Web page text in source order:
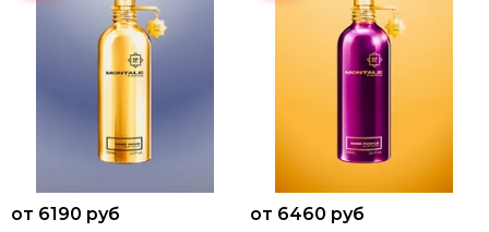
от 6190 руб от 6460 руб